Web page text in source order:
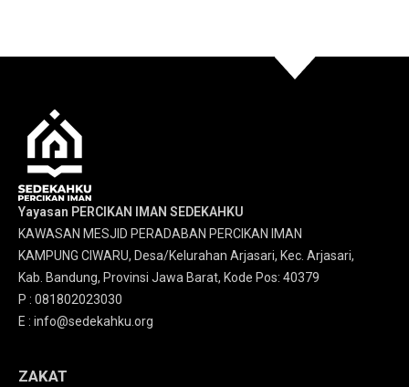
Yayasan PERCIKAN IMAN SEDEKAHKU
KAWASAN MESJID PERADABAN PERCIKAN IMAN
KAMPUNG CIWARU, Desa/Kelurahan Arjasari, Kec. Arjasari,
Kab. Bandung, Provinsi Jawa Barat, Kode Pos: 40379
P : 081802023030
E : info@sedekahku.org
ZAKAT